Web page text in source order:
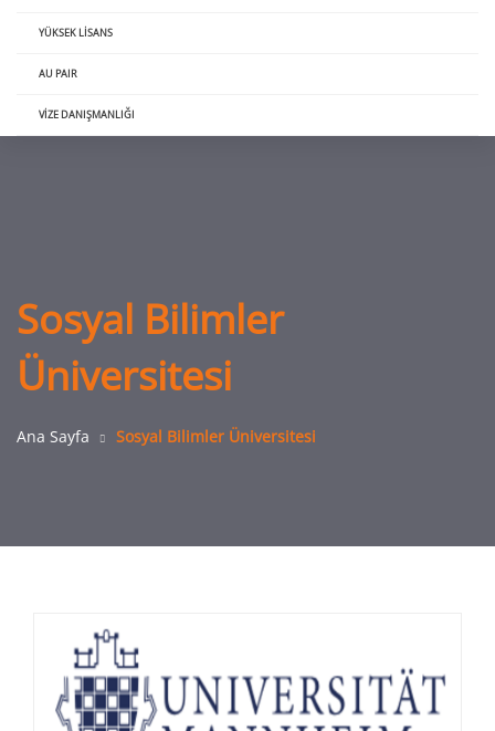
YÜKSEK LISANS
AU PAIR
VIZE DANIŞMANLIĞI
Sosyal Bilimler
Üniversitesi
Ana Sayfa Sosyal Bilimler Üniversitesi